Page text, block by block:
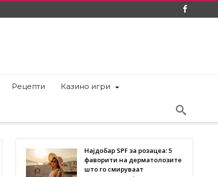
Рецепти Казино игри
Најдобар SPF за розацеа: 5
фаворити на дерматолозите
што го смируваат